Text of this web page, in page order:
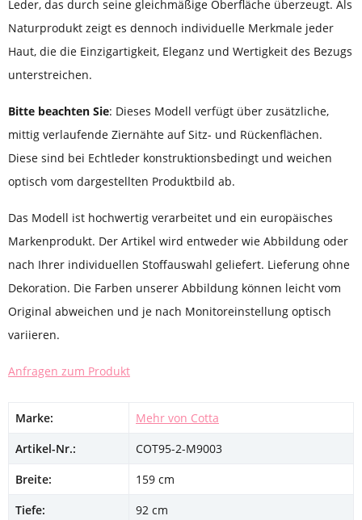
Leder, das durch seine gleichmäßige Oberfläche überzeugt. Als
Naturprodukt zeigt es dennoch individuelle Merkmale jeder
Haut, die die Einzigartigkeit, Eleganz und Wertigkeit des Bezugs
unterstreichen.
Bitte beachten Sie: Dieses Modell verfügt über zusätzliche,
mittig verlaufende Ziernähte auf Sitz- und Rückenflächen.
Diese sind bei Echtleder konstruktionsbedingt und weichen
optisch vom dargestellten Produktbild ab.
Das Modell ist hochwertig verarbeitet und ein europäisches
Markenprodukt. Der Artikel wird entweder wie Abbildung oder
nach Ihrer individuellen Stoffauswahl geliefert. Lieferung ohne
Dekoration. Die Farben unserer Abbildung können leicht vom
Original abweichen und je nach Monitoreinstellung optisch
variieren.
Anfragen zum Produkt
Marke:
Mehr von Cotta
Artikel-Nr.:
COT95-2-M9003
Breite:
159 cm
Tiefe:
92 cm